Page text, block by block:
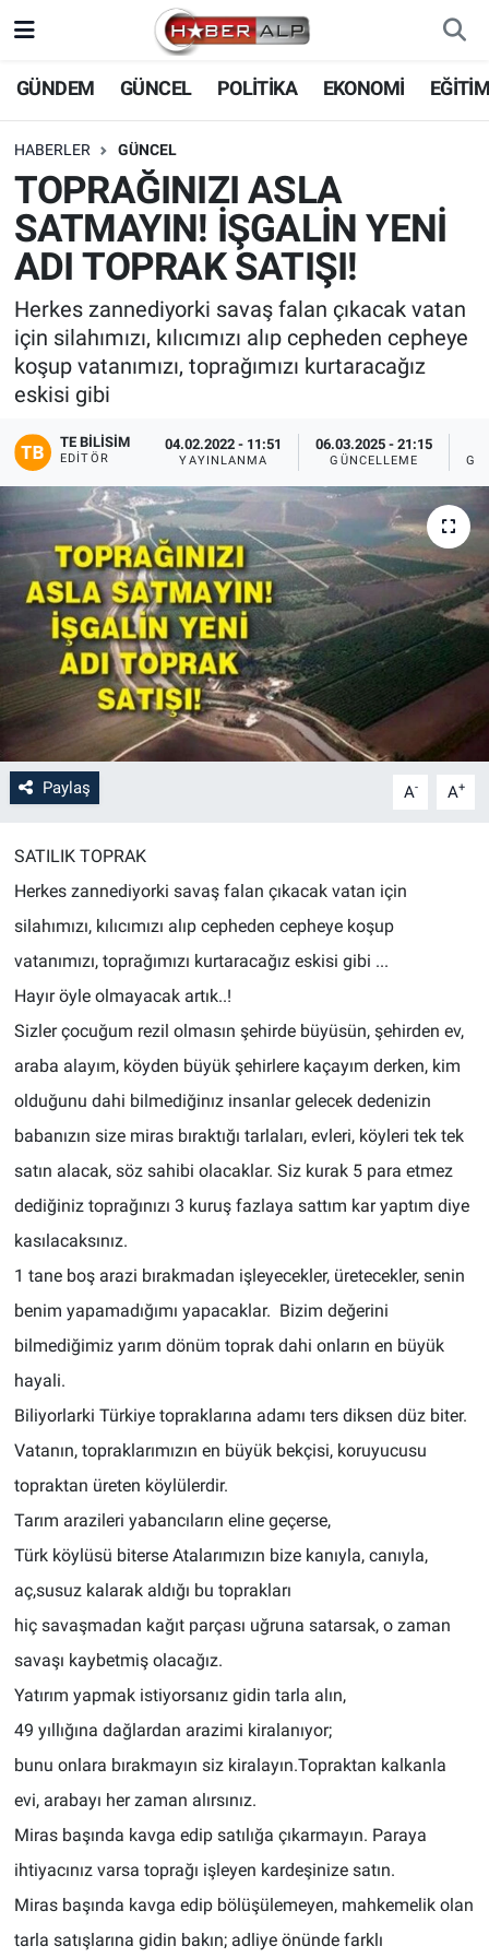
GÜNDEM GÜNCEL POLİTİKA EKONOMİ
HABERLER GÜNCEL
TOPRAĞINIZI ASLA
SATMAYIN! İŞGALİN YENİ
ADI TOPRAK SATIŞI!
Herkes zannediyorki savaş falan çıkacak vatan
için silahımızı, kılıcımızı alıp cepheden cepheye
koşup vatanımızı, toprağımızı kurtaracağız
eskisi gibi
TE BILISIM
EDITÖR
04.02.2022 - 11:51
YAYINLANMA
06.03.2025 - 21:15
GÜNCELLEME
Paylaş A- A+
SATILIK TOPRAK
Herkes zannediyorki savaş falan çıkacak vatan için
silahımızı, kılıcımızı alıp cepheden cepheye koşup
vatanımızı, toprağımızı kurtaracağız eskisi gibi ...
Hayır öyle olmayacak artık..!
Sizler çocuğum rezil olmasın şehirde büyüsün, şehirden ev,
araba alayım, köyden büyük şehirlere kaçayım derken, kim
olduğunu dahi bilmediğinız insanlar gelecek dedenizin
babanızın size miras bıraktığı tarlaları, evleri, köyleri tek tek
satın alacak, söz sahibi olacaklar. Siz kurak 5 para etmez
dediğiniz toprağınızı 3 kuruş fazlaya sattım kar yaptım diye
kasılacaksınız.
1 tane boş arazi bırakmadan işleyecekler, üretecekler, senin
benim yapamadığımı yapacaklar. Bizim değerini
bilmediğimiz yarım dönüm toprak dahi onların en büyük
hayali.
Biliyorlarki Türkiye topraklarına adamı ters diksen düz biter.
Vatanın, topraklarımızın en büyük bekçisi, koruyucusu
topraktan üreten köylülerdir.
Tarım arazileri yabancıların eline geçerse,
Türk köylüsü biterse Atalarımızın bize kanıyla, canıyla,
aç,susuz kalarak aldığı bu toprakları
hiç savaşmadan kağıt parçası uğruna satarsak, o zaman
savaşı kaybetmiş olacağız.
Yatırım yapmak istiyorsanız gidin tarla alın,
49 yıllığına dağlardan arazimi kiralanıyor;
bunu onlara bırakmayın siz kiralayın.Topraktan kalkanla
evi, arabayı her zaman alırsınız.
Miras başında kavga edip satılığa çıkarmayın. Paraya
ihtiyacınız varsa toprağı işleyen kardeşinize satın.
Miras başında kavga edip bölüşülemeyen, mahkemelik olan
tarla satışlarına gidin bakın; adliye önünde farklı
Nöbetçi Eczaneler
Hava Durumu
Trafik Durumu
Süper Lig Puan Durumu ve Fikstür
Tüm Manşetler
Son Dakika Haberleri